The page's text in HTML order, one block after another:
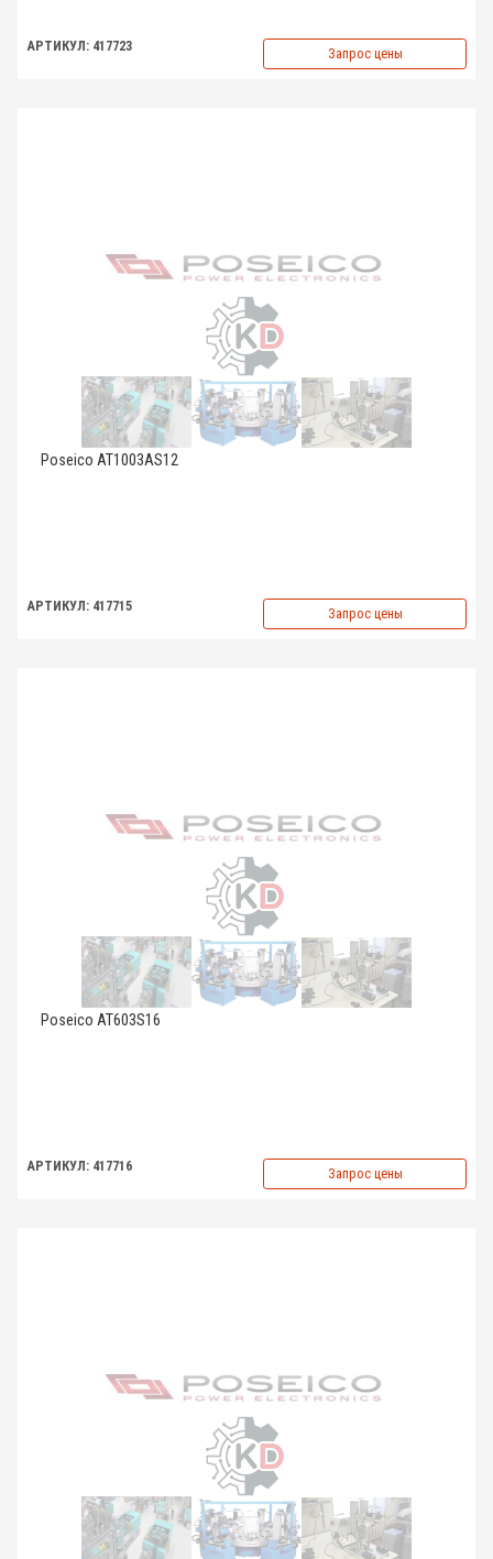
АРТИКУЛ: 417723 Запрос цены
Poseico AT1003AS12
АРТИКУЛ: 417715 Запрос цены
Poseico AT603S16
АРТИКУЛ: 417716 Запрос цены